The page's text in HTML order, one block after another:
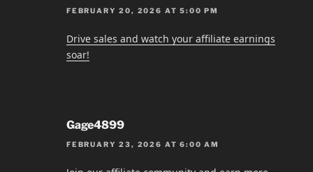
FEBRUARY 20, 2026 AT 5:00 PM
Drive sales and watch your affiliate earnings
soar!
Gage4899
FEBRUARY 23, 2026 AT 6:00 AM